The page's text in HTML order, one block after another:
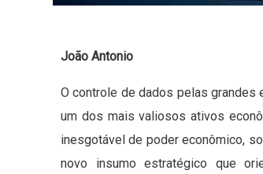
João Antonio
O controle de dados pelas
um dos mais valiosos ativos
inesgotável de poder econômico,
novo insumo estratégico que